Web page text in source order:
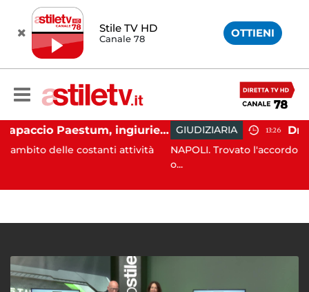
Stile TV HD
Canale 78 OTTIENI
Capaccio Paestum, ingiurie alla Polizia Municipale sui social: indagato un cittadino
costanti attività
GIUDIZIARIA 13:26
NAPOLI. Trovato l'accordo per il